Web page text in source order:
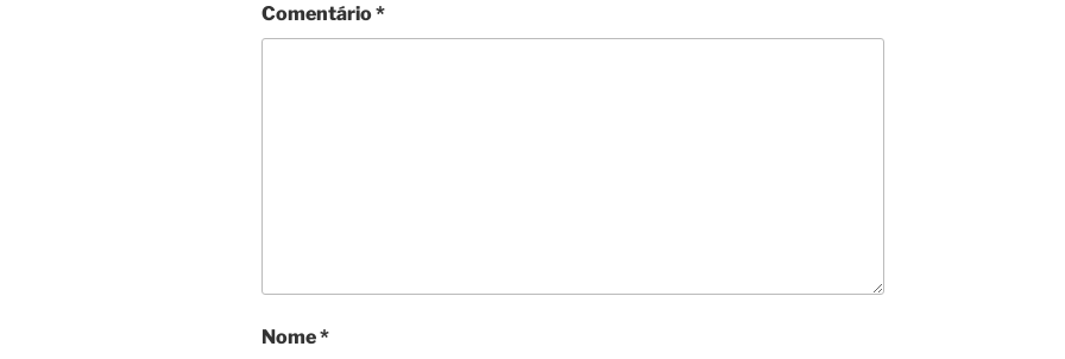
Comentário*
Nome*